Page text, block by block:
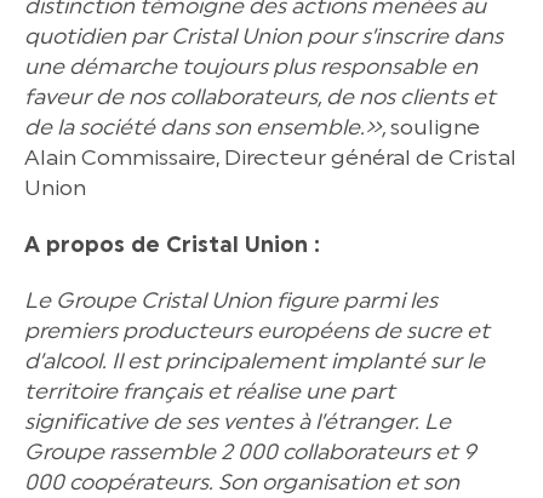
distinction témoigne des actions menées au
quotidien par Cristal Union pour s’inscrire dans
une démarche toujours plus responsable en
faveur de nos collaborateurs, de nos clients et
de la société dans son ensemble.»,souligne
Alain Commissaire, Directeur général de Cristal
Union
A propos de Cristal Union :
Le Groupe Cristal Union figure parmi les
premiers producteurs européens de sucre et
d’alcool. Il est principalement implanté sur le
territoire français et réalise une part
significative de ses ventes à l’étranger. Le
Groupe rassemble 2 000 collaborateurs et 9
000 coopérateurs. Son organisation et son